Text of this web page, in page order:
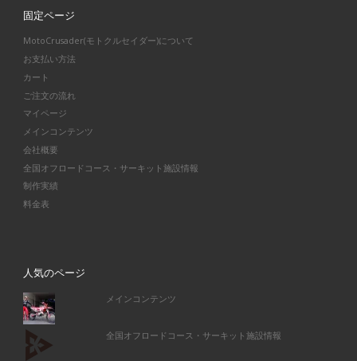
固定ページ
MotoCrusader(モトクルセイダー)について
お支払い方法
カート
ご注文の流れ
マイページ
メインコンテンツ
会社概要
全国オフロードコース・サーキット施設情報
制作実績
料金表
人気のページ
メインコンテンツ
全国オフロードコース・サーキット施設情報